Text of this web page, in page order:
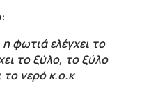
φωτιά ελέγχει το
το ξύλο, το ξύλο
το νερό κ.ο.κ